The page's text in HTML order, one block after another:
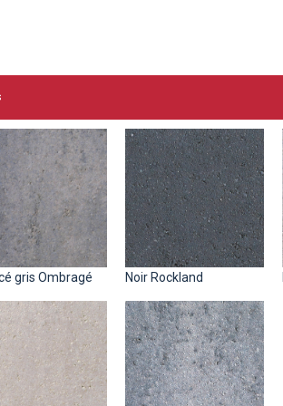
gris Ombragé Noir Rockland